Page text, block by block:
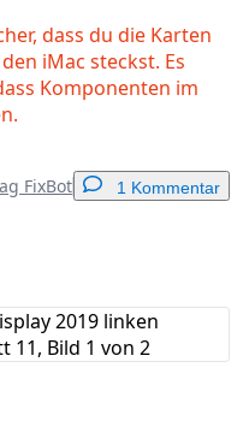
dass du die Karten
iMac steckst. Es
Komponenten im
FixBot 1 Kommentar